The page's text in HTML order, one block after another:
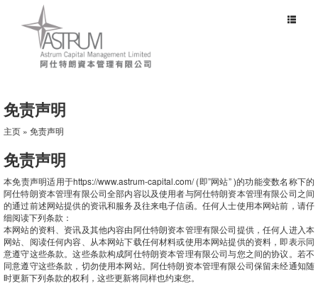
Toggle
免责声明
主页 » 免责声明
免责声明
本免责声明适用于https://www.astrum-capital.com/ (即”网站” )的功能变数名称下的
阿仕特朗资本管理有限公司全部内容以及使用者与阿仕特朗资本管理有限公司之间
的通过前述网站提供的资讯和服务及往来电子信函。任何人士使用本网站前，请仔
细阅读下列条款：
本网站的资料、资讯及其他内容由阿仕特朗资本管理有限公司提供，任何人进入本
网站、阅读任何内容、从本网站下载任何材料或使用本网站提供的资料，即表示同
意遵守这些条款。这些条款构成阿仕特朗资本管理有限公司与您之间的协议。若不
同意遵守这些条款，切勿使用本网站。阿仕特朗资本管理有限公司保留未经通知随
时更新下列条款的权利，这些更新将同样也约束您。